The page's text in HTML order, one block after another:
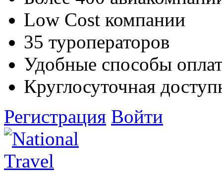
Low Cost компании
35 туроператоров
Удобные способы
Круглосуточная
Регистрация Войти